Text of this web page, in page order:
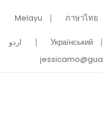
Melayu ภาษาไทย
اردو Український